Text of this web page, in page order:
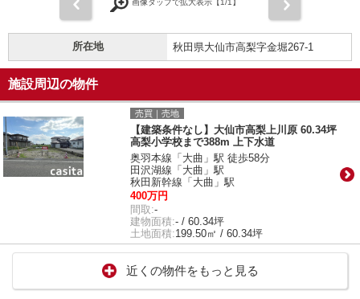
所在地 秋田県大仙市高梨字金堀267-1
施設周辺の物件
売買｜売地
【建築条件なし】大仙市高梨上川原 60.34坪
高梨小学校まで388m 上下水道
奥羽本線「大曲」駅 徒歩58分
田沢湖線「大曲」駅
秋田新幹線「大曲」駅
400万円
間取:-
建物面積:- / 60.34坪
土地面積:199.50㎡ / 60.34坪
近くの物件をもっと見る